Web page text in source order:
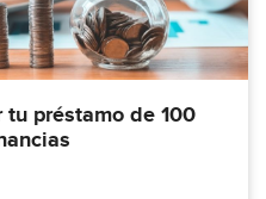
préstamo de 100